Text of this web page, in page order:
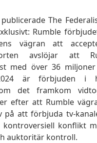
The
Rumble
vägran att
avslöjar att
med över 36 miljoner
är förbjuden i
det framkom
efter att Rumble
att förbjuda tv-
kontroversiell konflikt
auktoritär kontroll.